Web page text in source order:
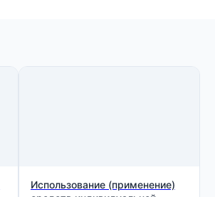
Использование (применение)